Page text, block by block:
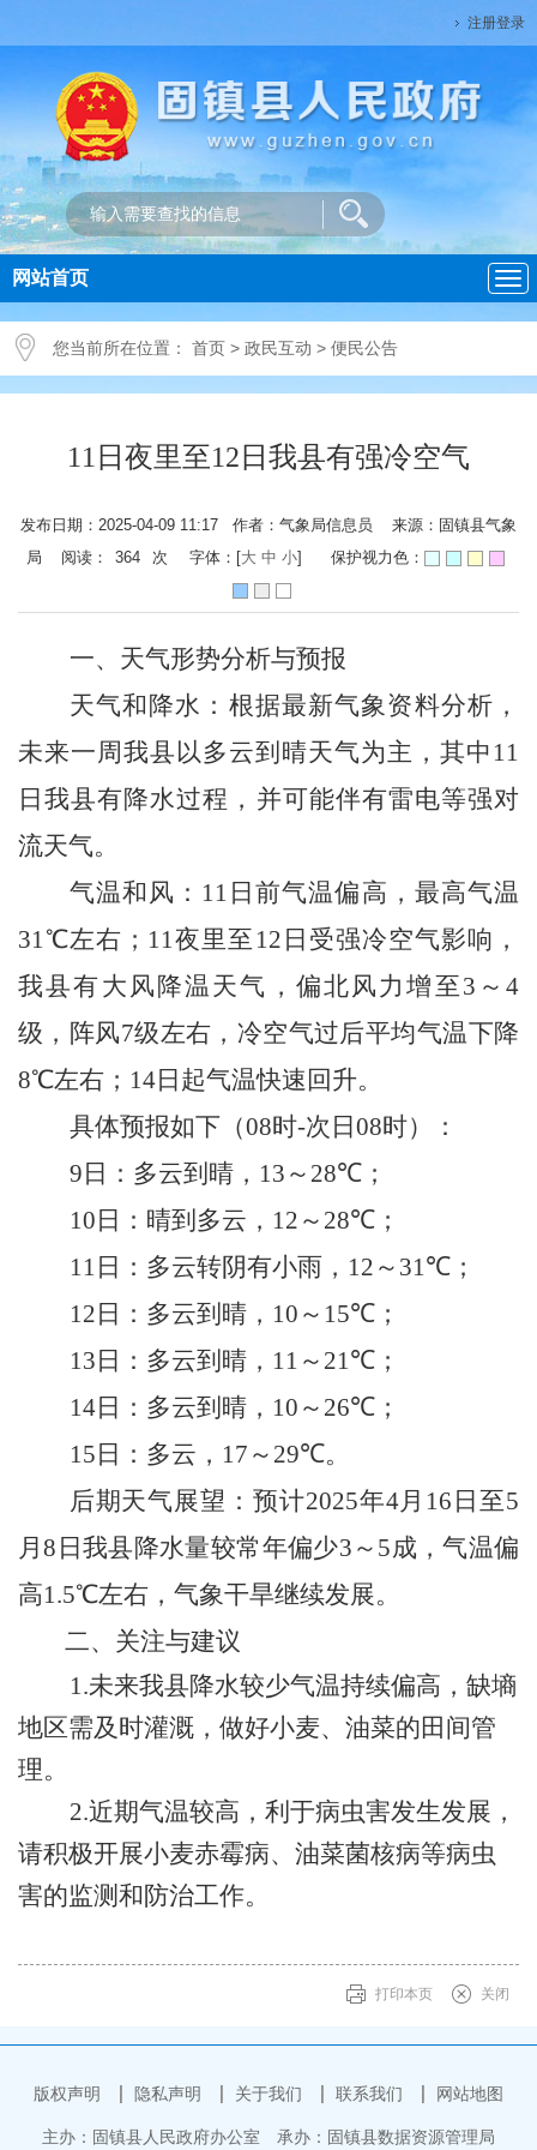
注册登录
导
航
网站首页
您当前所在位置： 首页 > 政民互动 > 便民公告
11日夜里至12日我县有强冷空气
发布日期：2025-04-09 11:17 作者：气象局信息员 来源：固镇县气象
局 阅读：
364 次 字体：[大 中 小] 保护视力色：
一、天气形势分析与预报
天气和降水： 根据最新气象资料分析，
未来一周我县 以多云到晴天气为主，其中 11
日我县有降水过程，并可能伴有雷电等强对
流天气。
气温和风： 11 日前气温偏高，最高气温
31℃左右； 11夜里至 12 日受强冷空气影响，
我县有大风降温天气，偏北风力增至3 ～4
级，阵风7级左右，冷空气过后平均气温下降
8℃左右； 14日起气温快速回升。
具体预报如下（08时-次日 08时）：
9 日：多云到晴， 13 ～ 28℃；
10 日：晴到多云， 12 ～ 28℃；
11 日：多云转阴有小雨， 12 ～ 31℃；
12 日：多云到晴， 10 ～ 15℃；
13 日：多云到晴， 11 ～ 21℃；
14日：多云到晴， 10 ～ 26℃；
15 日：多云， 17 ～ 29℃。
后期天气展望： 预计2025年4月 16 日至5
月8 日我县降水量较常年偏少3 ～ 5成，气温偏
高1.5℃左右，气象干旱继续发展。
二、关注与建议
1.未来我县降水较少气温持续偏高，缺墒
地区需及时灌溉，做好小麦、油菜的田间管
理。
2.近期气温较高，利于病虫害发生发展，
请积极开展小麦赤霉病、油菜菌核病等病虫
害的监测和防治工作。
打印本页 关闭
版权声明 隐私声明 关于我们 联系我们 网站地图
主办：固镇县人民政府办公室 承办：固镇县数据资源管理局